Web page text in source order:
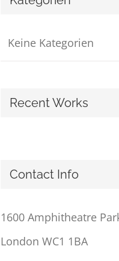
Keine Kategorien
Recent Works
Contact Info
1600 Amphitheatre
London WC1 1BA